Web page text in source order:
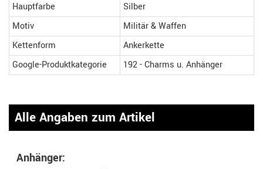
Hauptfarbe
Silber
Motiv
Militär & Waffen
Kettenform
Ankerkette
Google-Produktkategorie
192 - Charms u. Anhänger
Alle Angaben zum Artikel
Anhänger: